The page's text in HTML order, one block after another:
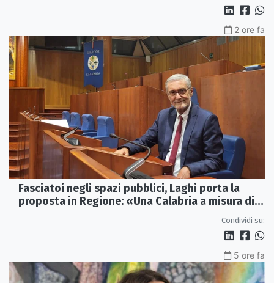
2 ore fa
Fasciatoi negli spazi pubblici, Laghi porta la
proposta in Regione: «Una Calabria a misura di
Condividi su:
5 ore fa